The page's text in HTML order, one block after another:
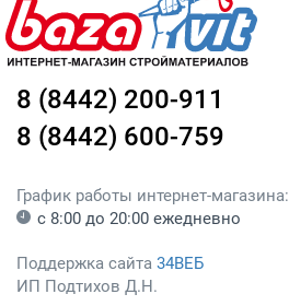
8 (8442) 200-911
8 (8442) 600-759
График работы интернет-магазина:
с 8:00 до 20:00 ежедневно
Поддержка сайта 34ВЕБ
ИП Подтихов Д.Н.